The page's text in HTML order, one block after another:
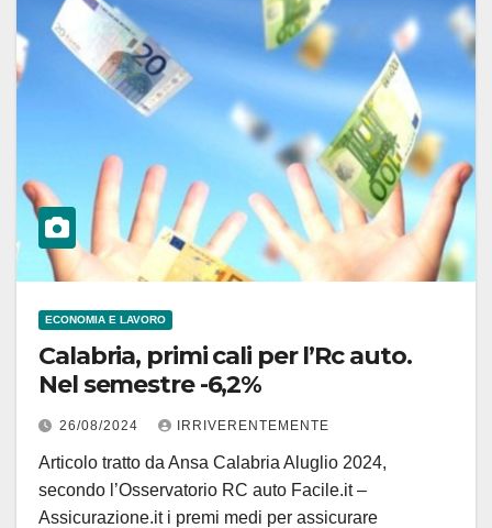
ECONOMIA E LAVORO
Calabria, primi cali per l’Rc auto.
Nel semestre -6,2%
26/08/2024 IRRIVERENTEMENTE
Articolo tratto da Ansa Calabria Aluglio 2024,
secondo l’Osservatorio RC auto Facile.it –
Assicurazione.it i premi medi per assicurare